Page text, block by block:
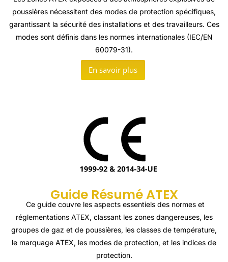
poussières nécessitent des modes de protection spécifiques,
garantissant la sécurité des installations et des travailleurs. Ces
modes sont définis dans les normes internationales (IEC/EN
60079-31).
En savoir plus
Guide Résumé ATEX
Ce guide couvre les aspects essentiels des normes et
réglementations ATEX, classant les zones dangereuses, les
groupes de gaz et de poussières, les classes de température,
le marquage ATEX, les modes de protection, et les indices de
protection.